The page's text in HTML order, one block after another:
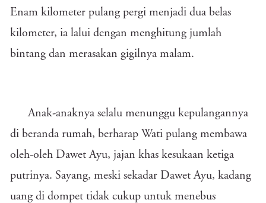
Enam kilometer pulang pergi menjadi dua belas
kilometer, ia lalui dengan menghitung jumlah
bintang dan merasakan gigilnya malam.
Anak-anaknya selalu menunggu kepulangannya
di beranda rumah, berharap Wati pulang membawa
oleh-oleh Dawet Ayu, jajan khas kesukaan ketiga
putrinya. Sayang, meski sekadar Dawet Ayu, kadang
uang di dompet tidak cukup untuk menebus